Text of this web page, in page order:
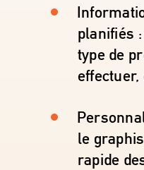
planifiés
type de
effectuer,
le
rapide